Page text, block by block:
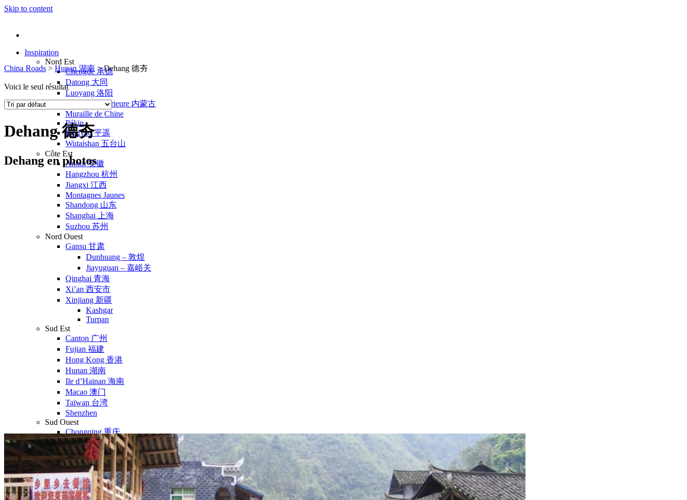
Skip to content
Inspiration
Nord Est
Chengde 承德
Datong 大同
Luoyang 洛阳
Mongolie Intérieure 内蒙古
Muraille de Chine
Pékin
Pingyao 平遥
Wutaishan 五台山
Côte Est
Anhui 安徽
Hangzhou 杭州
Jiangxi 江西
Montagnes Jaunes
Shandong 山东
Shanghai 上海
Suzhou 苏州
Nord Ouest
Gansu 甘肃
Dunhuang – 敦煌
Jiayuguan – 嘉峪关
Qinghai 青海
Xi’an 西安市
Xinjiang 新疆
Kashgar
Turpan
Sud Est
Canton 广州
Fujian 福建
Hong Kong 香港
Hunan 湖南
Ile d’Hainan 海南
Macao 澳门
Taïwan 台湾
Shenzhen
Sud Ouest
Chongqing 重庆
Guangxi 广西
Guizhou 贵州
Hubei
Sichuan 四川
Tibet 西藏
Yunnan 云南
China Roads > Hunan 湖南 > Dehang 德夯
Voici le seul résultat
Dehang 德夯
Dehang en photos